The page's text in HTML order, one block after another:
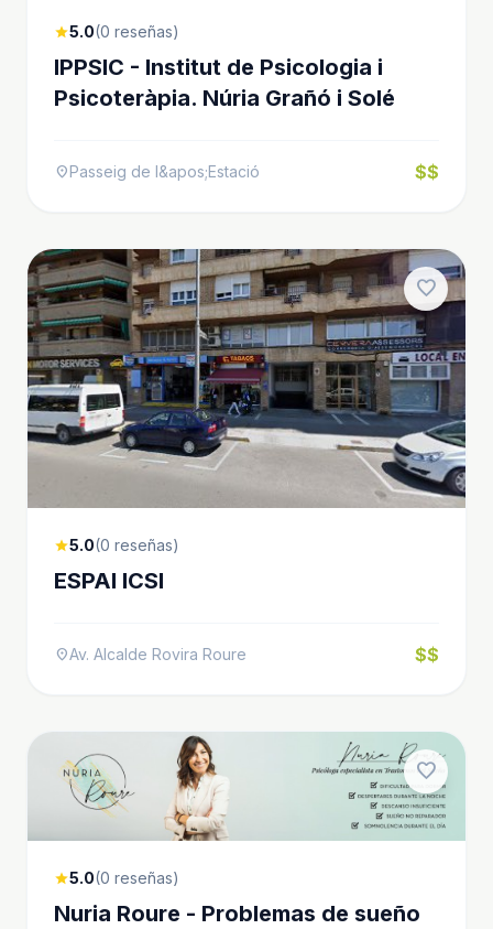
star5.0(0 reseñas)
IPPSIC - Institut de Psicologia i
Psicoteràpia. Núria Grañó i Solé
location_onPasseig de l&apos;Estació $$
favorite
star5.0(0 reseñas)
ESPAI ICSI
location_onAv. Alcalde Rovira Roure $$
favorite
star5.0(0 reseñas)
Nuria Roure - Problemas de sueño